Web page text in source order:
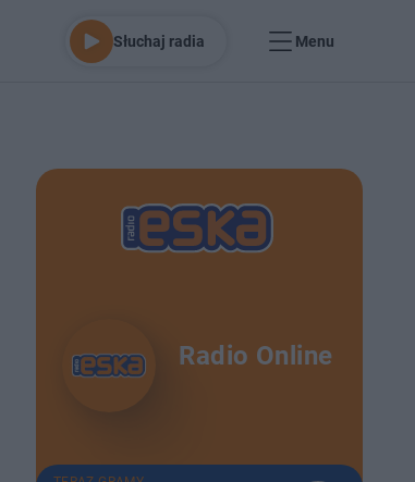
Słuchaj radia Menu
Radio Online